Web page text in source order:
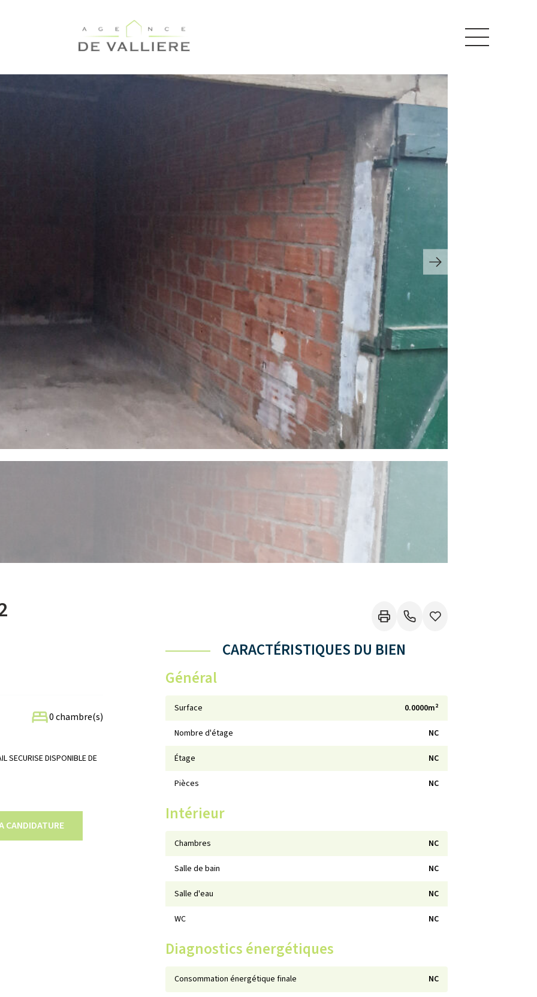
0 chambre(s)
SECURISE DISPONIBLE DE
CANDIDATURE
CARACTÉRISTIQUES DU BIEN
Général
Surface 0.0000m²
Nombre d'étage NC
Étage NC
Pièces NC
Intérieur
Chambres NC
Salle de bain NC
Salle d'eau NC
WC NC
Diagnostics énergétiques
Consommation énergétique finale NC